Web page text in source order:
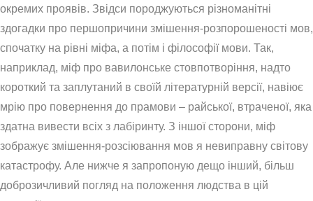
окремих проявів. Звідси породжуються різноманітні
здогадки про першопричини змішення-розпорошеності мов,
спочатку на рівні міфа, а потім і філософії мови. Так,
наприклад, міф про вавилонське стовпотворіння, надто
короткий та заплутаний в своїй літературній версії, навіює
мрію про повернення до прамови – райської, втраченої, яка
здатна вивести всіх з лабіринту. З іншої сторони, міф
зображує змішення-розсіювання мов я невиправну світову
катастрофу. Але нижче я запропоную дещо інший, більш
доброзичливий погляд на положення людства в цій